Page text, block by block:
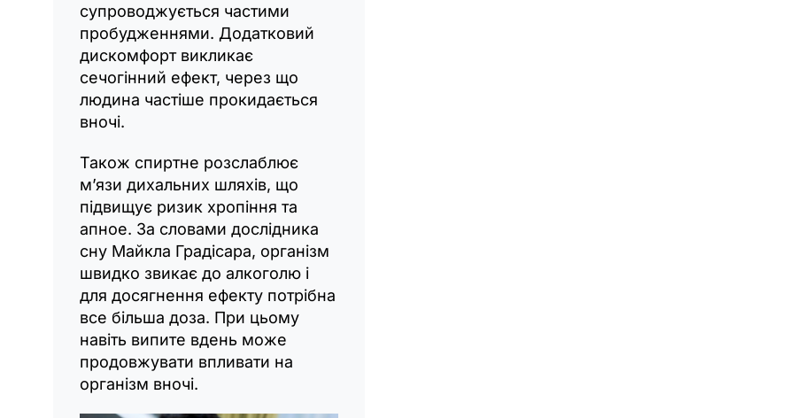
супроводжується частими
пробудженнями. Додатковий
дискомфорт викликає
сечогінний ефект, через що
людина частіше прокидається
вночі.
Також спиртне розслаблює
м’язи дихальних шляхів, що
підвищує ризик хропіння та
апное. За словами дослідника
сну Майкла Градісара, організм
швидко звикає до алкоголю і
для досягнення ефекту потрібна
все більша доза. При цьому
навіть випите вдень може
продовжувати впливати на
організм вночі.